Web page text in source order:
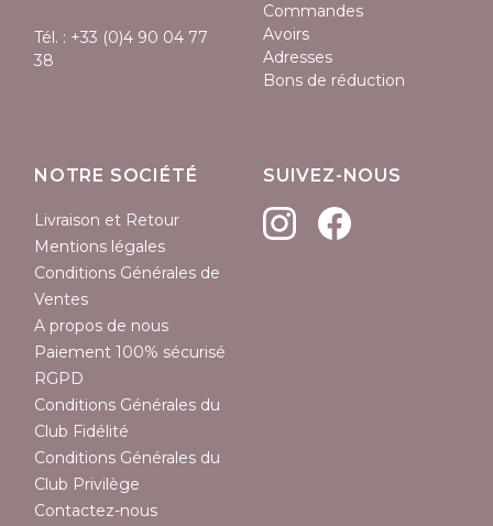
Tél. : +33 (0)4 90 04 77
38
Commandes
Avoirs
Adresses
Bons de réduction
NOTRE SOCIÉTÉ
Livraison et Retour
Mentions légales
Conditions Générales de
Ventes
A propos de nous
Paiement 100% sécurisé
RGPD
Conditions Générales du
Club Fidélité
Conditions Générales du
Club Privilège
Contactez-nous
SUIVEZ-NOUS